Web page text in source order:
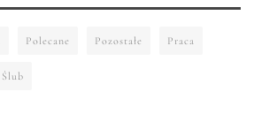
Polecane Pozostałe Praca
Ślub